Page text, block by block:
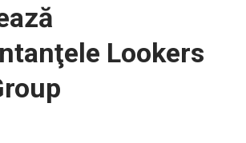
Lookers